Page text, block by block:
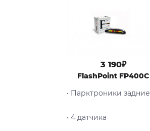
3 190₽
FlashPoint FP400C
• Парктроники задние
• 4 датчика